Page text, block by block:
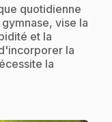
quotidienne
vise la
et la
la
la